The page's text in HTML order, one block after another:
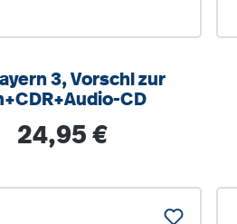
3, Vorschl zur
CD
Regulärer Preis:
24,95 €